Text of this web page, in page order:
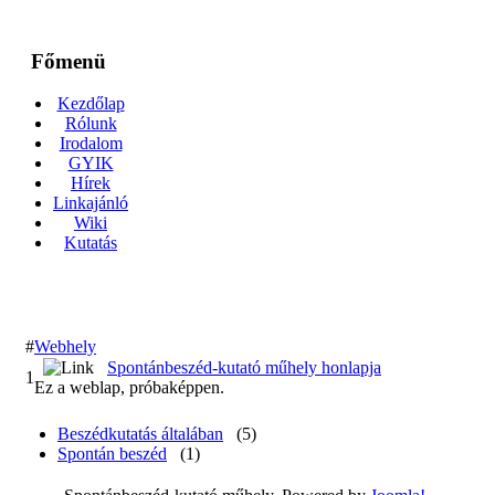
Főmenü
Kezdőlap
Rólunk
Irodalom
GYIK
Hírek
Linkajánló
Wiki
Kutatás
#Webhely
1
Spontánbeszéd-kutató műhely honlapja
Ez a weblap, próbaképpen.
Beszédkutatás általában
(5)
Spontán beszéd
(1)